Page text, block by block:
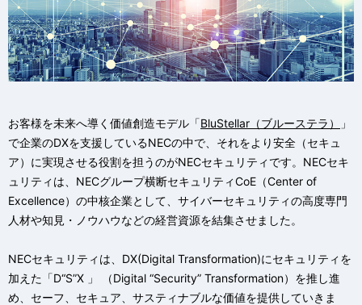
お客様を未来へ導く価値創造モデル「BluStellar（ブルーステラ）
」
で企業のDXを支援しているNECの中で、それをより安全（セキュ
ア）に実現させる役割を担うのがNECセキュリティです。NECセキ
ュリティは、NECグループ横断セキュリティCoE（Center of
Excellence）の中核企業として、サイバーセキュリティの高度専門
人材や知見・ノウハウなどの経営資源を結集させました。
NECセキュリティは、DX(Digital Transformation)にセキュリティを
加えた「D“S”X 」 （Digital “Security” Transformation）を推し進
め、セーフ、セキュア、サスティナブルな価値を提供していきま